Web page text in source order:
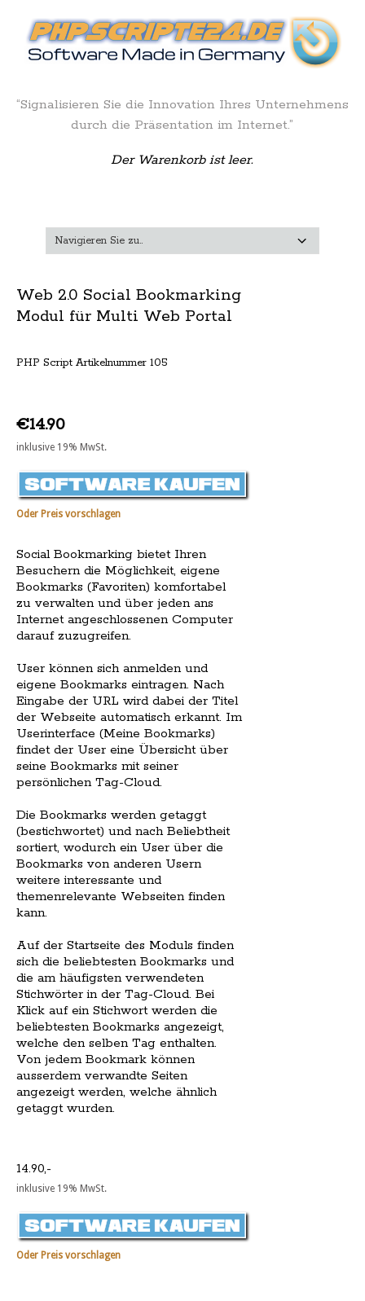
“Signalisieren Sie die Innovation Ihres Unternehmens
durch die Präsentation im Internet.”
Der Warenkorb ist leer.
Web 2.0 Social Bookmarking
Modul für Multi Web Portal
PHP Script Artikelnummer 105
€14.90
inklusive 19% MwSt.
Oder Preis vorschlagen
Social Bookmarking bietet Ihren
Besuchern die Möglichkeit, eigene
Bookmarks (Favoriten) komfortabel
zu verwalten und über jeden ans
Internet angeschlossenen Computer
darauf zuzugreifen.
User können sich anmelden und
eigene Bookmarks eintragen. Nach
Eingabe der URL wird dabei der Titel
der Webseite automatisch erkannt. Im
Userinterface (Meine Bookmarks)
findet der User eine Übersicht über
seine Bookmarks mit seiner
persönlichen Tag-Cloud.
Die Bookmarks werden getaggt
(bestichwortet) und nach Beliebtheit
sortiert, wodurch ein User über die
Bookmarks von anderen Usern
weitere interessante und
themenrelevante Webseiten finden
kann.
Auf der Startseite des Moduls finden
sich die beliebtesten Bookmarks und
die am häufigsten verwendeten
Stichwörter in der Tag-Cloud. Bei
Klick auf ein Stichwort werden die
beliebtesten Bookmarks angezeigt,
welche den selben Tag enthalten.
Von jedem Bookmark können
ausserdem verwandte Seiten
angezeigt werden, welche ähnlich
getaggt wurden.
14.90,-
inklusive 19% MwSt.
Oder Preis vorschlagen